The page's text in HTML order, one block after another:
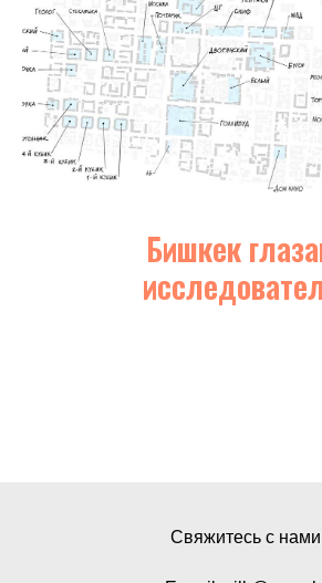
Бишкек
Свяжитесь с